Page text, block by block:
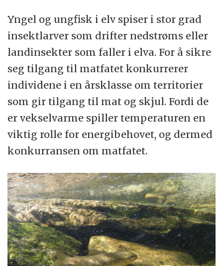
Yngel og ungfisk i elv spiser i stor grad
insektlarver som drifter nedstrøms eller
landinsekter som faller i elva. For å sikre
seg tilgang til matfatet konkurrerer
individene i en årsklasse om territorier
som gir tilgang til mat og skjul. Fordi de
er vekselvarme spiller temperaturen en
viktig rolle for energibehovet, og dermed
konkurransen om matfatet.